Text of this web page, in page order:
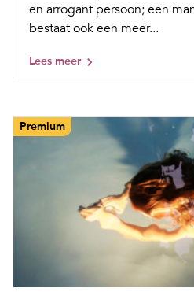
en arrogant persoon; een
bestaat ook een meer...
Lees meer
Premium